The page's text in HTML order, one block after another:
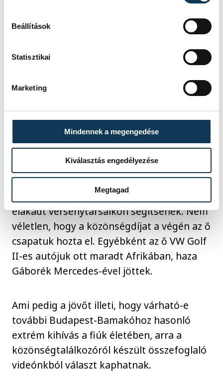
Beállítások
Statisztikai
Marketing
Mindennek a megengedése
Kiválasztás engedélyezése
Megtagad
Abban, hogy mások is ünnepelhessenek
Freetown-ban és ne kelljen idő előtt
befejezniük a versenyt Daniéknak
különösen nagy szerepe volt, hiszen
számos alkalommal álltak meg, hogy
elakadt versenytársaikon segítsenek. Nem
véletlen, hogy a közönségdíjat a végén az ő
csapatuk hozta el. Egyébként az ő VW Golf
II-es autójuk ott maradt Afrikában, haza
Gáborék Mercedes-ével jöttek.
Ami pedig a jövőt illeti, hogy várható-e
további Budapest-Bamakóhoz hasonló
extrém kihívás a fiúk életében, arra a
közönségtalálkozóról készült összefoglaló
videónkból választ kaphatnak.